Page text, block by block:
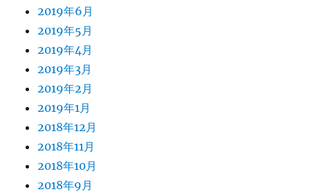
2019年6月
2019年5月
2019年4月
2019年3月
2019年2月
2019年1月
2018年12月
2018年11月
2018年10月
2018年9月